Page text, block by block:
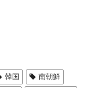
韓国
南朝鮮